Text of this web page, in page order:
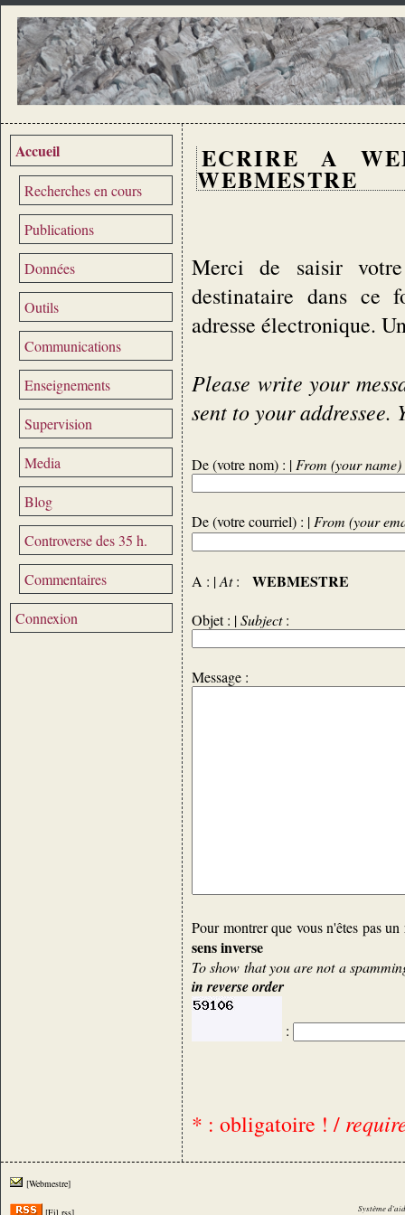
Accueil
Recherches en cours
Publications
Données
Outils
Communications
Enseignements
Supervision
Media
Blog
Controverse des 35 h.
Commentaires
Connexion
ECRIRE A
WEBMESTRE
Merci de saisir
destinataire dans ce
adresse électronique.
Please write your
sent to your addressee.
De (votre nom) : | From (your name)
De (votre courriel) : | From (your
A : |At: WEBMESTRE
Objet : |Subject:
Message :
Pour montrer que vous n'êtes pas
sens inverse
To show that you are not a
in reverse order
:
* : obligatoire ! /
[Webmestre]
[Fil rss] Système